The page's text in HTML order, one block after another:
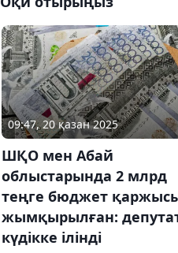
09:47, 20 қазан 2025
ШҚО мен Абай
облыстарында 2 млрд
теңге бюджет
жымқырылған:
күдікке ілінді